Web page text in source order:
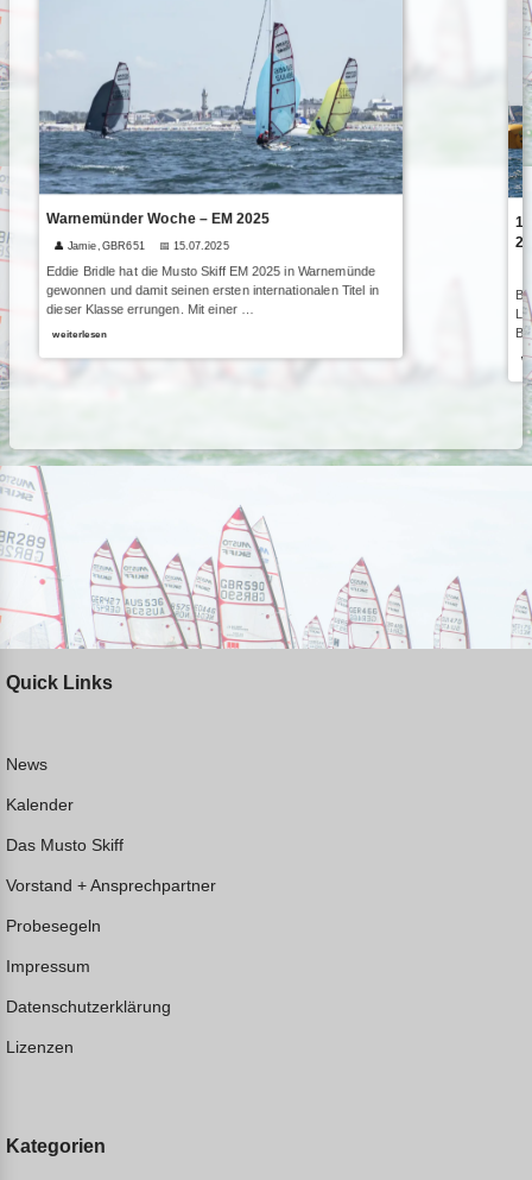
Warnemünder Woche – EM 2025
👤 Jamie, GBR651 📅 15.07.2025
Eddie Bridle hat die Musto Skiff EM 2025 in Warnemünde
gewonnen und damit seinen ersten internationalen Titel in
dieser Klasse errungen. Mit einer …
weiterlesen
Quick Links
News
Kalender
Das Musto Skiff
Vorstand + Ansprechpartner
Probesegeln
Impressum
Datenschutzerklärung
Lizenzen
Kategorien